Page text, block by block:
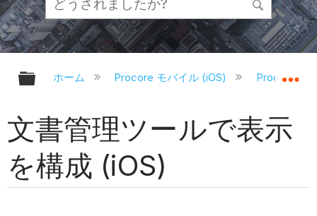
グローバル階層を展開/折りたたむ
ホーム Procore モバイル (iOS) Procore
文書管理ツールで表示
を構成 (iOS)